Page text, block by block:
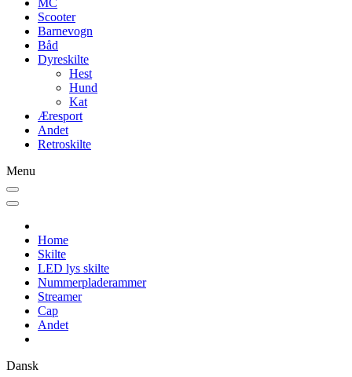
MC
Scooter
Barnevogn
Båd
Dyreskilte
Hest
Hund
Kat
Æresport
Andet
Retroskilte
Menu
Home
Skilte
LED lys skilte
Nummerpladerammer
Streamer
Cap
Andet
Dansk